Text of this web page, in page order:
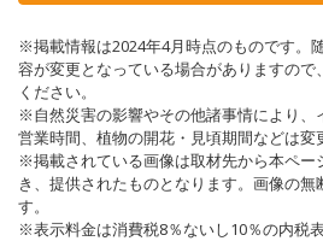
※掲載情報は2024年4月時点のものです。
容が変更となっている場合がありますの
ください。
※自然災害の影響やその他諸事情により、
営業時間、植物の開花・見頃期間などは変
※掲載されている画像は取材先から本ペー
き、提供されたものとなります。画像の
す。
※表示料金は消費税8％ないし10％の内税表